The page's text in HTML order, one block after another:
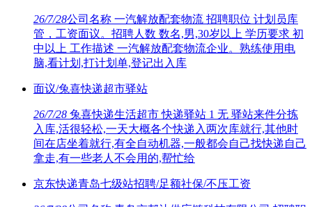
26/7/28公司名称 一汽解放配套物流 招聘职位 计划员库
管，工资面议。招聘人数 数名,男,30岁以上 学历要求 初
中以上 工作描述 一汽解放配套物流企业。熟练使用电
脑,看计划,打计划单,登记出入库
面议/兔喜快递超市驿站
26/7/28 兔喜快递生活超市 快递驿站 1 无 驿站来件分拣
入库,活很轻松,一天大概各个快递入两次库就行,其他时
间在店坐着就行,有全自动机器,一般都会自己找快递自己
拿走,有一些老人不会用的,帮忙给
京东快递青岛七级站招聘/足额社保/不压工资